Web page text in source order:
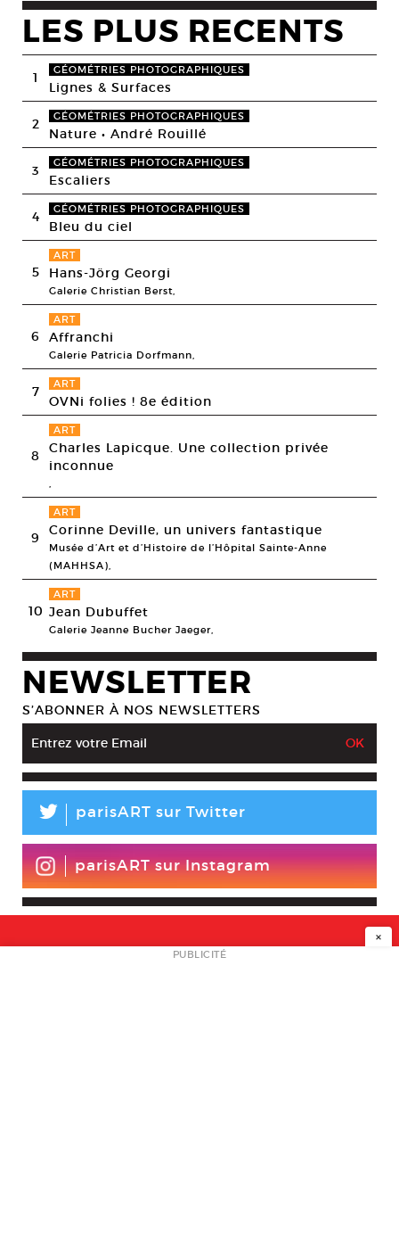
LES PLUS RECENTS
1 GÉOMÉTRIES PHOTOGRAPHIQUES
Lignes & Surfaces
2 GÉOMÉTRIES PHOTOGRAPHIQUES
Nature • André Rouillé
3 GÉOMÉTRIES PHOTOGRAPHIQUES
Escaliers
4 GÉOMÉTRIES PHOTOGRAPHIQUES
Bleu du ciel
5
ART
Hans-Jörg Georgi
Galerie Christian Berst,
6
ART
Affranchi
Galerie Patricia Dorfmann,
7 ART
OVNi folies ! 8e édition
8
ART
Charles Lapicque. Une collection privée
inconnue
,
9
ART
Corinne Deville, un univers fantastique
Musée d’Art et d’Histoire de l’Hôpital Sainte-Anne
(MAHHSA),
10
ART
Jean Dubuffet
Galerie Jeanne Bucher Jaeger,
NEWSLETTER
S’ABONNER À NOS NEWSLETTERS
L parisART sur Twitter
parisART sur Instagram
NEWSLETTER
×
PUBLICITÉ